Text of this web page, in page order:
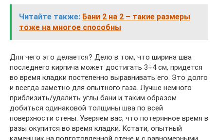
Читайте также: Бани 2 на 2 – такие размеры
тоже на многое способны
Для чего это делается? Дело в том, что ширина шва
последнего кирпича может достигать 3÷4 см, придется
во время кладки постепенно выравнивать его. Это долго
и всегда заметно для опытного газа. Лучше немного
приблизить/удалить углы бани и таким образом
добиться одинаковой толщины шва по всей
поверхности стены. Уверяем вас, что потерянное время в
разы окупится во время кладки. Кстати, опытный